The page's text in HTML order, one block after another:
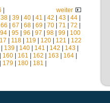
weiter
38| 39| 40| 41 42 43| 44|
66 67 68| 69| 70| 71 72
94 95 96 97 98 99
100
118 119 120 121
122
139| 140| 141 142 143|
160| 161 162 163| 164|
179| 180| 181